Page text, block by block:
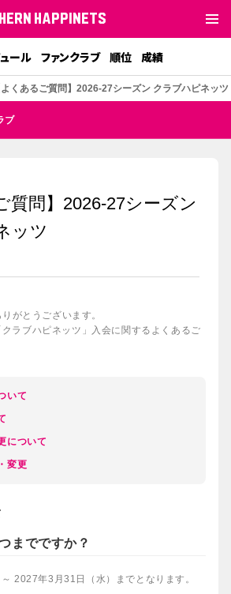
HAPPINETS
ール ファンクラブ 順位 成績
よくあるご質問】2026-27シーズン クラブハピネッツ
ブ
質問】2026-27シーズン
ッツ
がとうございます。
ラブハピネッツ」入会に関するよくあるご
いて
について
変更
までですか？
2027年3月31日（水）までとなります。